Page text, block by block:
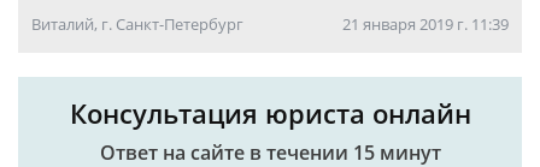
Виталий, г. Санкт-Петербург 21 января 2019 г. 11:39
Консультация юриста онлайн
Ответ на сайте в течении 15 минут